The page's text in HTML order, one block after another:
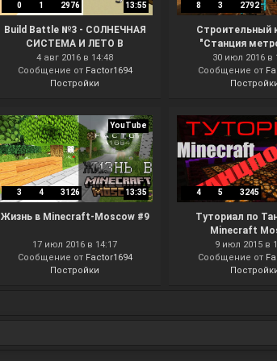
0 1 2976 13:55
Build Battle №3 - СОЛНЕЧНАЯ
СИСТЕМА И ЛЕТО В
MINECRAFT!!
4 авг 2016 в 14:48
Сообщение от Factor1694
Постройки
8 3 2792
Строительный
"Станция
Minecraft
30 июл 2016 в
Сообщение от
YouTube
3 4 3126 13:35
Жизнь в Minecraft-Moscow #9
17 июл 2016 в 14:17
Сообщение от Factor1694
Постройки
4 5 3245
Туториал по
Minecraft
9 июл 2015 в
Сообщение от